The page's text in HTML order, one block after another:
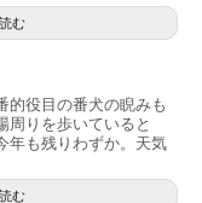
む
的役目の番犬の睨みも
周りを歩いていると
年も残りわずか。天気
む